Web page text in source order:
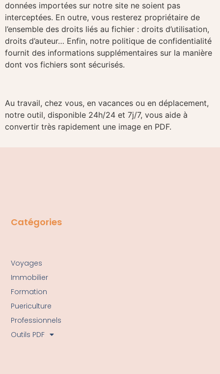
données importées sur notre site ne soient pas
interceptées. En outre, vous resterez propriétaire de
l’ensemble des droits liés au fichier : droits d’utilisation,
droits d’auteur… Enfin, notre politique de confidentialité
fournit des informations supplémentaires sur la manière
dont vos fichiers sont sécurisés.
Au travail, chez vous, en vacances ou en déplacement,
notre outil, disponible 24h/24 et 7j/7, vous aide à
convertir très rapidement une image en PDF.
Catégories
Voyages
Immobilier
Formation
Puericulture
Professionnels
Outils PDF